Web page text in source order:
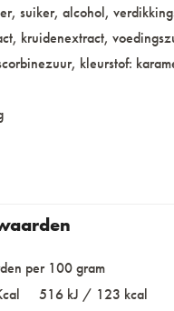
suiker, alcohol,
kruidenextract,
kleurstof:
per 100 gram
516 kJ / 123 kcal